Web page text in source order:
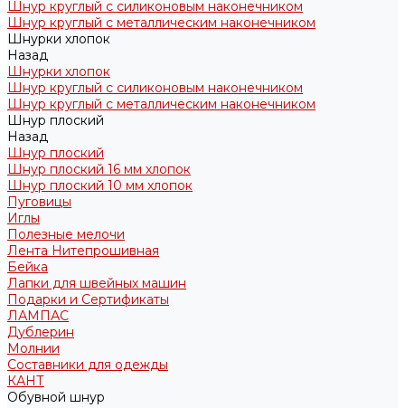
Шнур круглый с силиконовым наконечником
Шнур круглый с металлическим наконечником
Шнурки хлопок
Назад
Шнурки хлопок
Шнур круглый с силиконовым наконечником
Шнур круглый с металлическим наконечником
Шнур плоский
Назад
Шнур плоский
Шнур плоский 16 мм хлопок
Шнур плоский 10 мм хлопок
Пуговицы
Иглы
Полезные мелочи
Лента Нитепрошивная
Бейка
Лапки для швейных машин
Подарки и Сертификаты
ЛАМПАС
Дублерин
Молнии
Составники для одежды
КАНТ
Обувной шнур